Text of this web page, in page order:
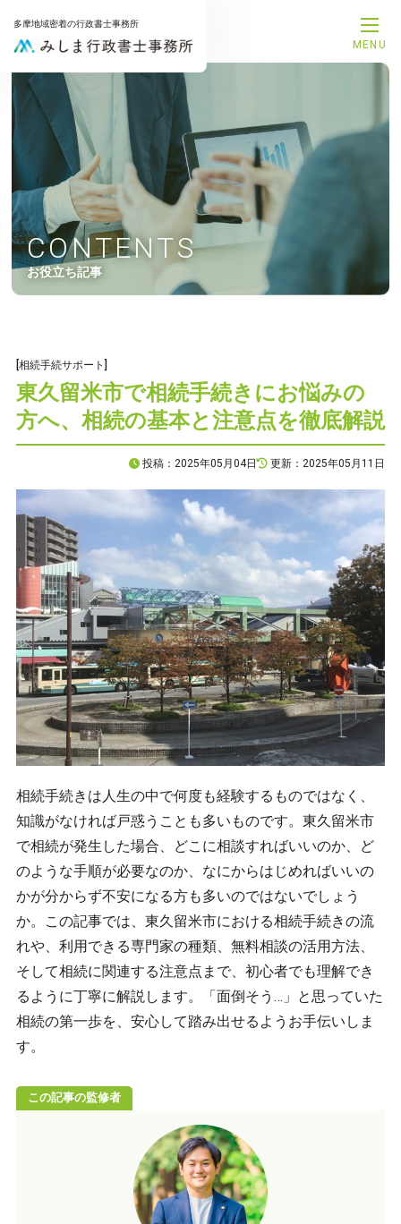
多摩地域密着の行政書士事務所
MENU
CONTENTS
お役立ち記事
[相続手続サポート]
東久留米市で相続手続きにお悩みの
方へ、相続の基本と注意点を徹底解説
投稿：2025年05月04日 更新：2025年05月11日
相続手続きは人生の中で何度も経験するものではなく、
知識がなければ戸惑うことも多いものです。東久留米市
で相続が発生した場合、どこに相談すればいいのか、ど
のような手順が必要なのか、なにからはじめればいいの
かが分からず不安になる方も多いのではないでしょう
か。この記事では、東久留米市における相続手続きの流
れや、利用できる専門家の種類、無料相談の活用方法、
そして相続に関連する注意点まで、初心者でも理解でき
るように丁寧に解説します。「面倒そう…」と思っていた
相続の第一歩を、安心して踏み出せるようお手伝いしま
す。
この記事の監修者
トップページ
事務所案内
代表プロフィール
サービス一覧
解決事例
お知らせ
お問合せ
サービスメニュー
補助金申請サポート
遺言書作成サポート
後見手続きサポート
プライバシーポリシー
CONTACT
お問合せ
ご質問やご相談がございましたら、お気軽にお
専門スタッフが丁寧に対応いたします。
042-452-
9時～18時（土日祝日は定休日）
メールから相談する
対応地域
市、稲城市、多摩市、町田市、日野市、国立市、昭島
市、瑞穂町、羽村市、あきる野市、日の出町、青梅
上記地域の他、東京23区、千葉県、神奈川県、埼玉県